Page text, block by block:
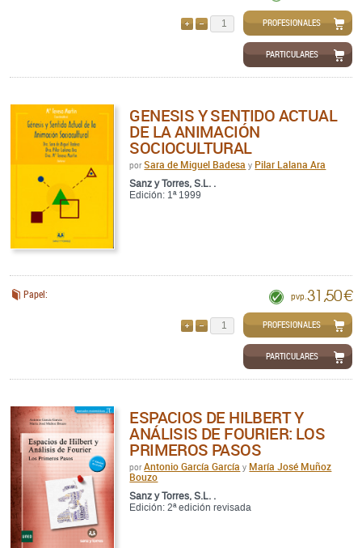
QUITARPROFESIONALES
PARTICULARES
GENESIS Y SENTIDO ACTUAL
DE LA ANIMACIÓN
SOCIOCULTURAL
porSara de Miguel Badesa y Pilar Lalana Ara
Sanz y Torres, S.L. .
Edición: 1ª 1999
Papel: pvp. 31,50 €
QUITARPROFESIONALES
PARTICULARES
ESPACIOS DE HILBERT Y
ANÁLISIS DE FOURIER: LOS
PRIMEROS PASOS
porAntonio García García y María José Muñoz
Bouzo
Sanz y Torres, S.L. .
Edición: 2ª edición revisada